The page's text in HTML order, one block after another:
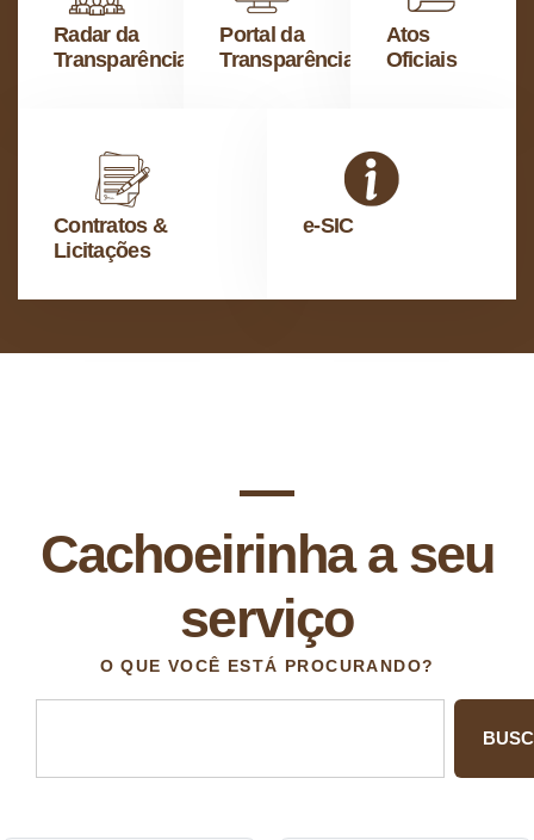
Radar da
Transparência
Portal da
Transparência
Atos
Oficiais
Contratos &
Licitações
e-SIC
Cachoeirinha a seu
serviço
O QUE VOCÊ ESTÁ PROCURANDO?